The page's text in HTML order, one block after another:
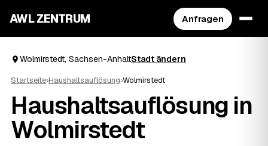
AWL ZENTRUM Anfragen
Wolmirstedt, Sachsen-AnhaltStadt ändern
Startseite›Haushaltsauflösung›Wolmirstedt
Haushaltsauflösung in
Wolmirstedt